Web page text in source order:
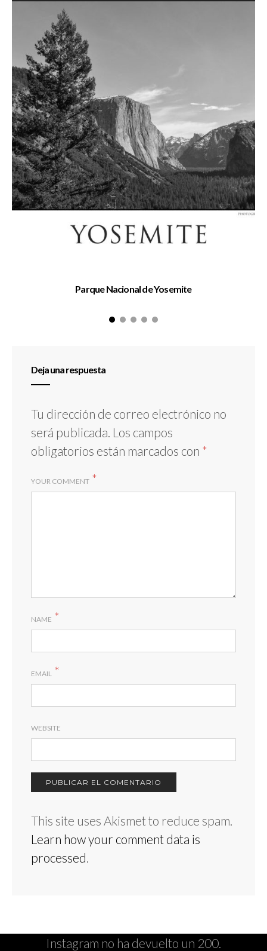
Parque Nacional de Yosemite
Deja una respuesta
Tu dirección de correo electrónico no
será publicada. Los campos
obligatorios están marcados con *
YOUR COMMENT *
NAME *
EMAIL *
WEBSITE
This site uses Akismet to reduce spam.
Learn how your comment data is
processed
Instagram no ha devuelto un 200.